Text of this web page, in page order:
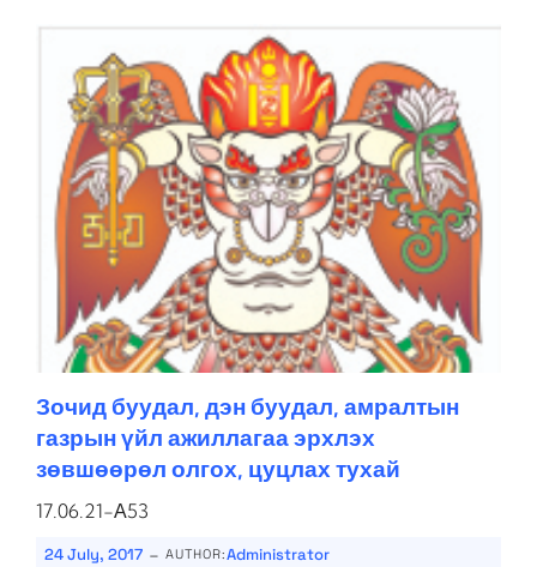
Зочид буудал, дэн буудал, амралтын
газрын үйл ажиллагаа эрхлэх
зөвшөөрөл олгох, цуцлах тухай
17.06.21-А53
24 July, 2017 - AUTHOR:Administrator